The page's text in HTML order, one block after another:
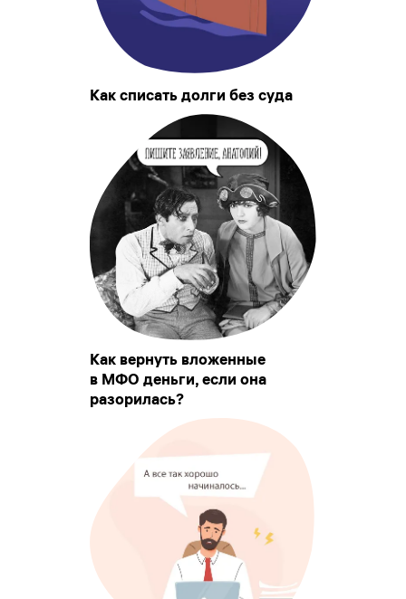
Как списать долги без суда
Как вернуть вложенные
в МФО деньги, если она
разорилась?